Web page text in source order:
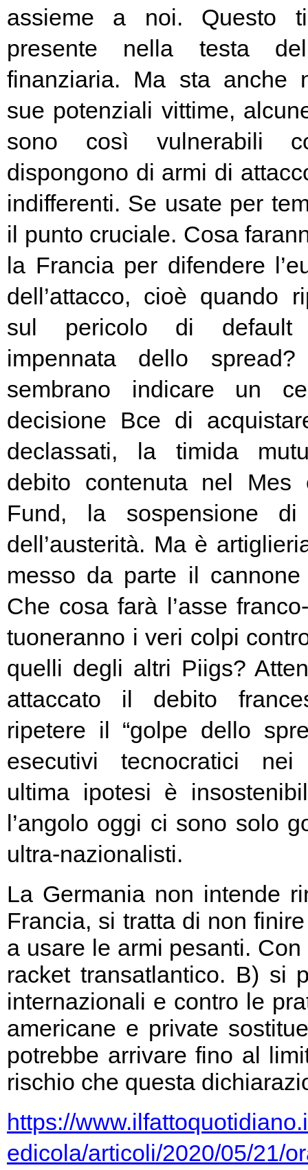
assieme a noi. Questo
presente nella testa
finanziaria. Ma sta anche
sue potenziali vittime,
sono così vulnerabili
dispongono di armi di
indifferenti. Se usate per
il punto cruciale. Cosa
la Francia per difendere
dell’attacco, cioè quando
sul pericolo di default
impennata dello
sembrano indicare un
decisione Bce di
declassati, la timida
debito contenuta nel Mes
Fund, la sospensione di
dell’austerità. Ma è
messo da parte il
Che cosa farà l’asse
tuoneranno i veri colpi
quelli degli altri Piigs?
attaccato il debito
ripetere il “golpe dello
esecutivi tecnocratici
ultima ipotesi è
l’angolo oggi ci sono solo
ultra-nazionalisti.
La Germania non intende
Francia, si tratta di non
a usare le armi pesanti.
racket transatlantico. B) si
internazionali e contro le
americane e private
potrebbe arrivare fino al
rischio che questa
https://
edicola/articoli/2020/05/21/